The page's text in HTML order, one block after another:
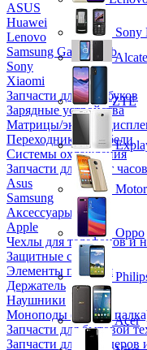
ASUS
Huawei
Lenovo
Samsung Galaxy Tab
Sony
Xiaomi
Запчасти для ноутбуков
Зарядные устройства
Матрицы/экраны/
Переходники и кабели
Системы охлаждения
Запчасти для смарт часов
Asus
Samsung
Аксессуары
Apple
Чехлы для телефонов и
Защитные стекла
Элементы питания
Держатель
Наушники
Моноподы (Селфи
Запчасти для бытовой
Запчасти для блендеров
Sony
ZTE
Oppo
Acer